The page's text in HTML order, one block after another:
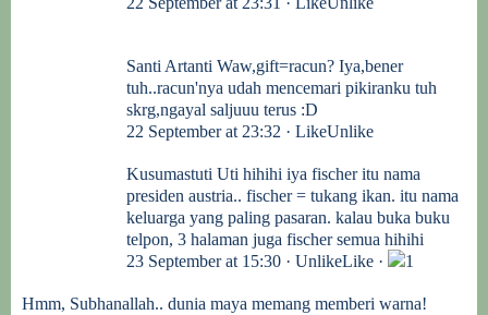
Santi Artanti Waw,gift=racun? Iya,bener
tuh..racun'nya udah mencemari pikiranku tuh
skrg,ngayal saljuuu terus :D
22 September at 23:32 · LikeUnlike
Kusumastuti Uti hihihi iya fischer itu nama
presiden austria.. fischer = tukang ikan. itu nama
keluarga yang paling pasaran. kalau buka buku
telpon, 3 halaman juga fischer semua hihihi
23 September at 15:30 · UnlikeLike ·
1
Hmm, Subhanallah.. dunia maya memang memberi warna!